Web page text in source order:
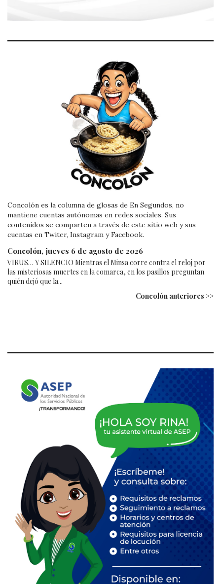
Concolón es la columna de glosas de En Segundos, no
mantiene cuentas autónomas en redes sociales. Sus
contenidos se comparten a través de este sitio web y sus
cuentas en Twiter, Instagram y Facebook.
Concolón, jueves 6 de agosto de 2026
VIRUS… Y SILENCIO Mientras el Minsa corre contra el reloj por
las misteriosas muertes en la comarca, en los pasillos preguntan
quién dejó que la...
Concolón anteriores >>